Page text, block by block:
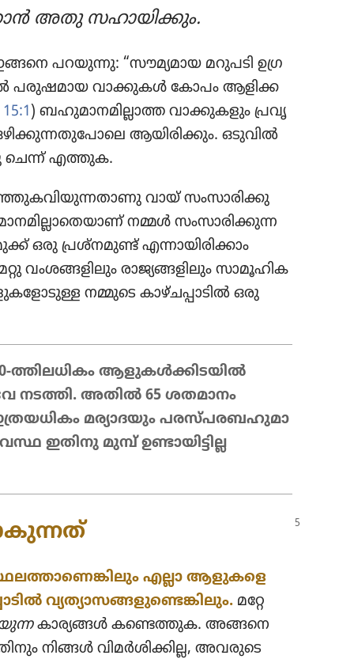
അതു സഹായി​ക്കും.
പറയുന്നു: “സൗമ്യ​മായ മറുപടി ഉഗ്ര​
പരുഷ​മായ വാക്കുകൾ കോപം ആളിക്ക​
) ബഹുമാ​ന​മി​ല്ലാത്ത വാക്കു​ക​ളും പ്രവൃ​
ആയിരി​ക്കും. ഒടുവിൽ
ചെന്ന്‌ എത്തുക.
വായ്‌ സംസാ​രി​ക്കു​
നമ്മൾ സംസാ​രി​ക്കു​ന്ന​
ഒരു പ്രശ്‌ന​മുണ്ട്‌ എന്നായി​രി​ക്കാം
വംശങ്ങ​ളി​ലും രാജ്യ​ങ്ങ​ളി​ലും സാമൂ​ഹിക
നമ്മുടെ കാഴ്‌ച​പ്പാ​ടിൽ ഒരു
ത്തിലധി​കം ആളുകൾക്കി​ട​യിൽ
നടത്തി. അതിൽ 65 ശതമാനം
മര്യാ​ദ​യും പരസ്‌പ​ര​ബ​ഹു​മാ​
ഇതിനു മുമ്പ്‌ ഉണ്ടായി​ട്ടില്ല
എല്ലാ ആളുക​ളെ​
വ്യത്യാ​സ​ങ്ങ​ളു​ണ്ടെ​ങ്കി​ലും. മറ്റേ
കാര്യങ്ങൾ കണ്ടെത്തുക. അങ്ങനെ
നിങ്ങൾ വിമർശി​ക്കില്ല, അവരുടെ